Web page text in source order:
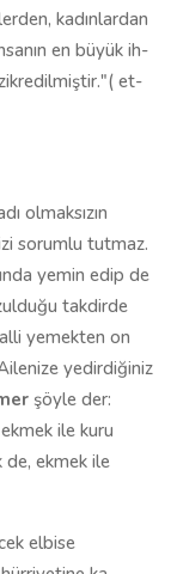
kadınlardan
en büyük ih­
et-
olmaksızın
so­rumlu tutmaz.
yemin edip de
takdirde
yemekten on
yedirdiğiniz
şöyle der:
ile kuru
ekmek ile
elbise